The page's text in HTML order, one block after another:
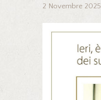
2 Novembre 2025